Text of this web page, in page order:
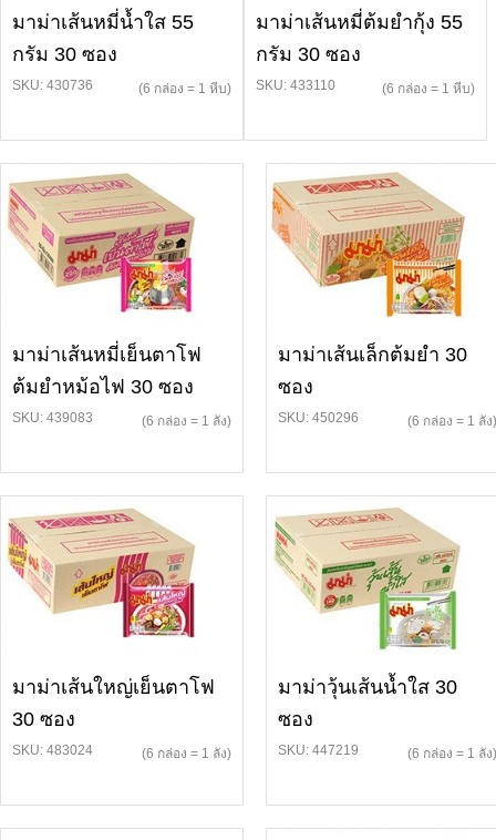
มาม่าเส้นหมี่น้ำใส 55
กรัม 30 ซอง
SKU: 430736 (6 กล่อง = 1 หีบ)
มาม่าเส้นหมี่ต้มยำกุ้ง 55
กรัม 30 ซอง
SKU: 433110 (6 กล่อง = 1 หีบ)
มาม่าเส้นหมี่เย็นตาโฟ
ต้มยำหม้อไฟ 30 ซอง
SKU: 439083 (6 กล่อง = 1 ลัง)
มาม่าเส้นเล็กต้มยำ 30
ซอง
SKU: 450296 (6 กล่อง = 1 ลัง)
มาม่าเส้นใหญ่เย็นตาโฟ
30 ซอง
SKU: 483024 (6 กล่อง = 1 ลัง)
มาม่าวุ้นเส้นน้ำใส 30
ซอง
SKU: 447219 (6 กล่อง = 1 ลัง)